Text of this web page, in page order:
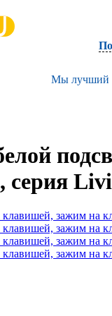
Мы лучший
серия